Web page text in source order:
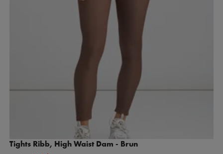
Tights Ribb, High Waist Dam - Brun